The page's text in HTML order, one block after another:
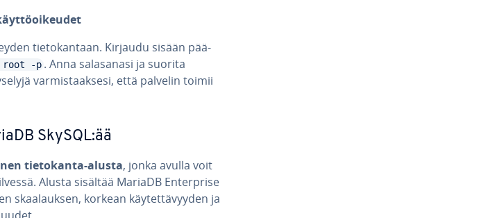
tie­to­kan­taan. Kirjaudu sisään pää­
root -p . Anna sa­la­sa­na­si ja suorita
var­mis­taak­se­si, että palvelin toimii
SkySQL:ää
tie­to­kan­ta-alusta, jonka avulla voit
Alusta sisältää MariaDB En­terpri­se
skaa­lauk­sen, korkean käy­tet­tä­vyy­den ja